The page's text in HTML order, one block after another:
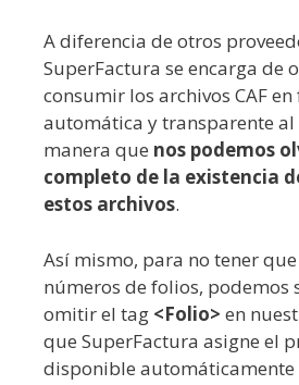
A diferencia de otros
SuperFactura se encarga de
consumir los archivos CAF
automática y transparente
manera que nos podemos
completo de la existencia
estos archivos.
Así mismo, para no tener
números de folios, podemos
omitir el tag <Folio> en
que SuperFactura asigne el
disponible automáticamente